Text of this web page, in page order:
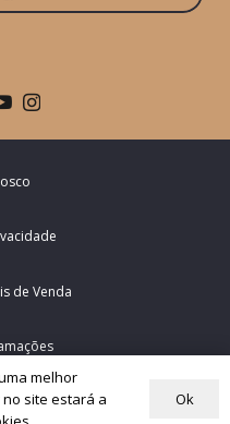
Papa – Portugal 2026
de Venda
melhor
site estará a
Ok